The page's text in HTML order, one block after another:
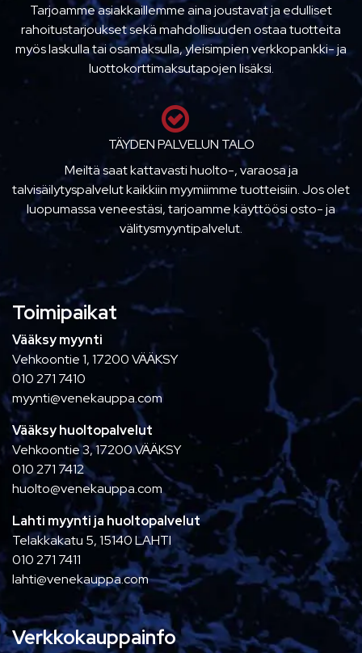
Tarjoamme asiakkaillemme aina joustavat ja edulliset
rahoitustarjoukset sekä mahdollisuuden ostaa tuotteita
myös laskulla tai osamaksulla, yleisimpien verkkopankki- ja
luottokorttimaksutapojen lisäksi.
TÄYDEN PALVELUN TALO
Meiltä saat kattavasti huolto-, varaosa ja
talvisäilytyspalvelut kaikkiin myymiimme tuotteisiin. Jos olet
luopumassa veneestäsi, tarjoamme käyttöösi osto- ja
välitysmyyntipalvelut.
Toimipaikat
Vääksy myynti
Vehkoontie 1, 17200 VÄÄKSY
010 271 7410
myynti@venekauppa.com
Vääksy huoltopalvelut
Vehkoontie 3, 17200 VÄÄKSY
010 271 7412
huolto@venekauppa.com
Lahti myynti ja huoltopalvelut
Telakkakatu 5, 15140 LAHTI
010 271 7411
lahti@venekauppa.com
Verkkokauppainfo